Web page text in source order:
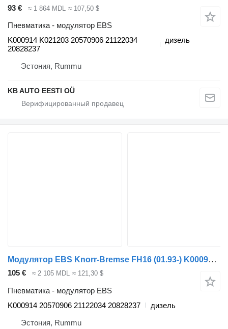
93 € ≈ 1 864 MDL ≈ 107,50 $
Пневматика - модулятор EBS
K000914 K021203 20570906 21122034
20828237
дизель
Эстония, Rummu
KB AUTO EESTI OÜ
Модулятор EBS Knorr-Bremse FH16 (01.93-) K000914 для грузовика Volvo FH12, FH16, NH12, FH, VNL780 (1993-2014)
105 € ≈ 2 105 MDL ≈ 121,30 $
Пневматика - модулятор EBS
K000914 20570906 21122034 20828237
дизель
Эстония, Rummu